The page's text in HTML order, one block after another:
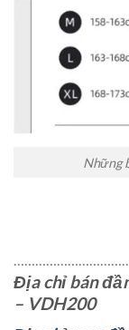
Những
Địa chỉ bán
– VDH200